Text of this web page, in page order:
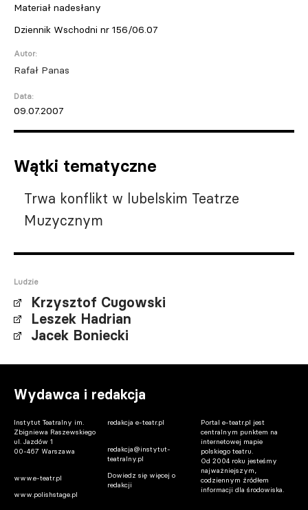
Materiał nadesłany
Dziennik Wschodni nr 156/06.07
Autor:
Rafał Panas
Data:
09.07.2007
Wątki tematyczne
Trwa konflikt w lubelskim Teatrze
Muzycznym
Ludzie
Krzysztof Cugowski
Leszek Hadrian
Jacek Boniecki
Wydawca i redakcja
Instytut Teatralny im.
Zbigniewa Raszewskiego
ul. Jazdów 1
00-467 Warszawa
www.e-teatr.pl
www.polishstage.pl
redakcja e-teatr.pl
redakcja@instytut-
teatralny.pl
Dowiedz się więcej o
redakcji
Portal e-teatr.pl jest
centralnym punktem na
internetowej mapie
polskiego teatru.
Od 2004 roku jesteśmy
najważniejszym,
codziennym źródłem
informacji dla środowiska.